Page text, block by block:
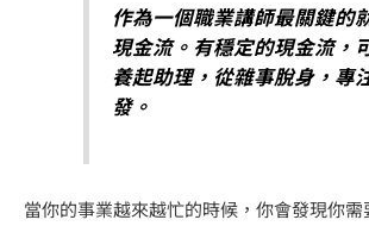
作為一個職業講師最關鍵的
現金流。有穩定的現金流，
養起助理，從雜事脫身，專
發。
當你的事業越來越忙的時候，你會發現你